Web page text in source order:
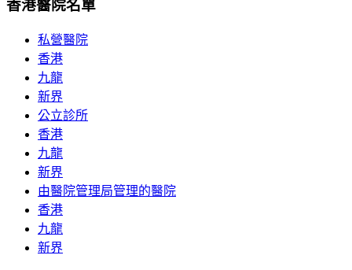
香港醫院名單
私營醫院
香港
九龍
新界
公立診所
香港
九龍
新界
由醫院管理局管理的醫院
香港
九龍
新界